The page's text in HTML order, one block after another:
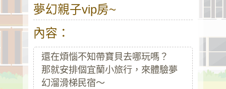
夢幻親子vip房~
內容：
還在煩惱不知帶寶貝去哪玩嗎？
那就安排個宜蘭小旅行，來體驗夢
幻溜滑梯民宿～